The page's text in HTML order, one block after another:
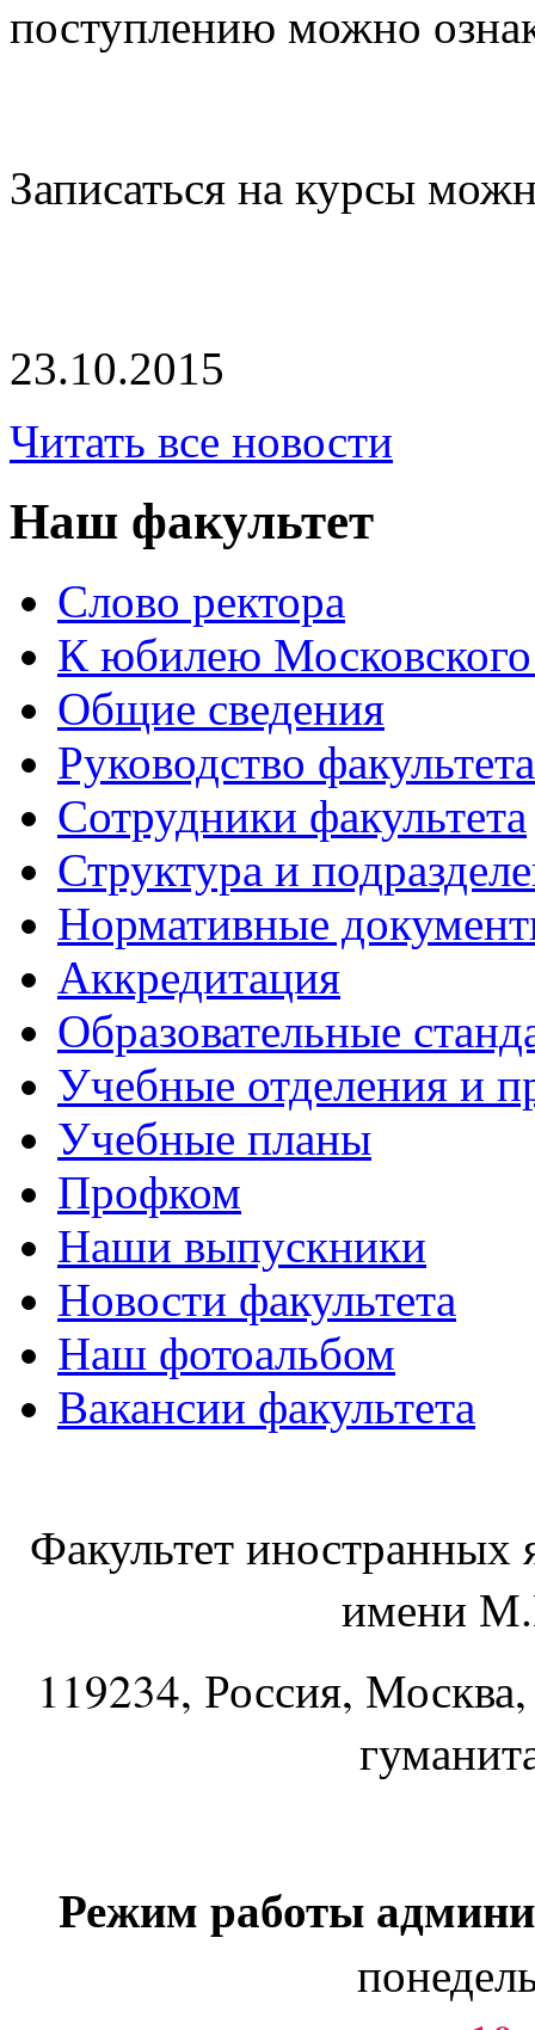
поступлению можно
Записаться на курсы
23.10.2015
Читать все новости
Наш факультет
Слово ректора
К юбилею Московского
Общие сведения
Руководство факультета
Сотрудники факультета
Структура и
Нормативные
Аккредитация
Образовательные
Учебные отделения и
Учебные планы
Профком
Наши выпускники
Новости факультета
Наш фотоальбом
Вакансии факультета
Факультет
имени
119234, Россия,
Режим работы